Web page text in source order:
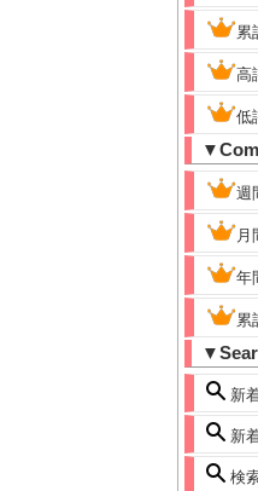
累
高
低
週
月
年
累
新
新
検